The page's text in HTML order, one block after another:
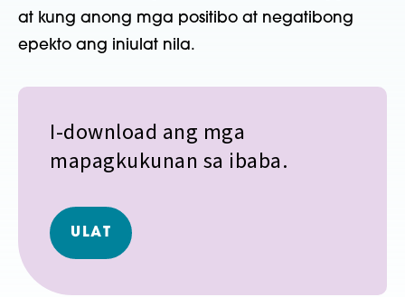
at kung anong mga positibo at negatibong
epekto ang iniulat nila.
I-download ang mga
mapagkukunan sa ibaba.
ULAT